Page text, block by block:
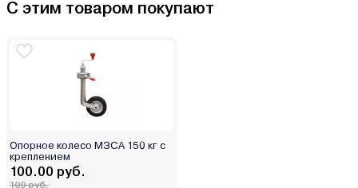
С этим товаром покупают
Опорное колесо МЗСА 150 кг с
креплением
100.00 руб.
109 руб.